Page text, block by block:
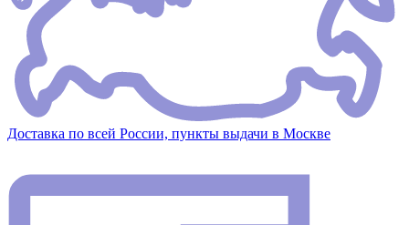
Доставка по всей России, пункты выдачи в Москве